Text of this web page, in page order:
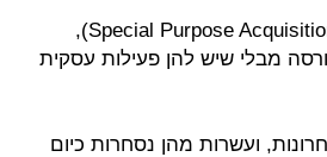
חברות SPAC (ראשי תיבות של Special Purpose Acquisition Companies),
מבלי שיש להן פעילות עסקית
ועשרות מהן נסחרות כיום